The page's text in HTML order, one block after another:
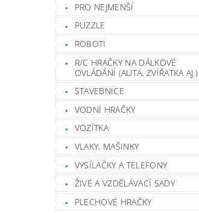
PRO NEJMENŠÍ
PUZZLE
ROBOTI
R/C HRAČKY NA DÁLKOVÉ
OVLÁDÁNÍ (AUTA, ZVÍŘATKA AJ.)
STAVEBNICE
VODNÍ HRAČKY
VOZÍTKA
VLAKY, MAŠINKY
VYSÍLAČKY A TELEFONY
ŽIVÉ A VZDĚLÁVACÍ SADY
PLECHOVÉ HRAČKY